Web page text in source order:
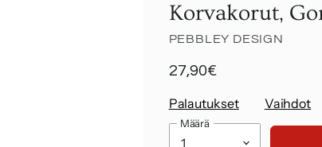
Korvakorut,
PEBBLEY DESIGN
27,90€
Palautukset Vaihdot
Määrä